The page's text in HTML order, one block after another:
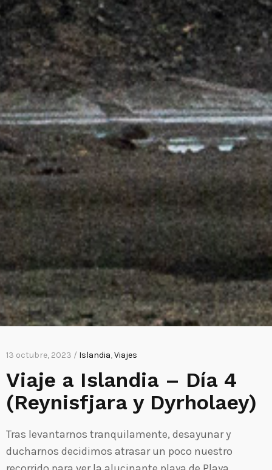
13 octubre, 2023 / Islandia,Viajes
Viaje a Islandia – Día 4
(Reynisfjara y Dyrholaey)
Tras levantarnos tranquilamente, desayunar y
ducharnos decidimos atrasar un poco nuestro